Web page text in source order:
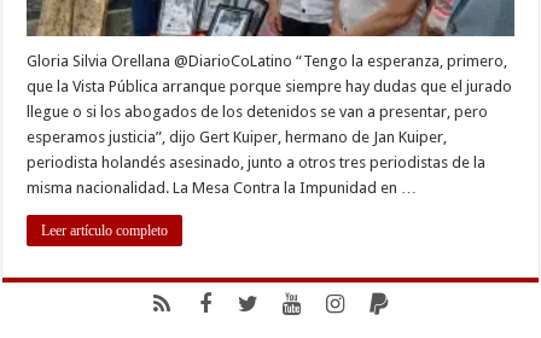
Gloria Silvia Orellana @DiarioCoLatino “Tengo la esperanza, primero,
que la Vista Pública arranque porque siempre hay dudas que el jurado
llegue o si los abogados de los detenidos se van a presentar, pero
esperamos justicia”, dijo Gert Kuiper, hermano de Jan Kuiper,
periodista holandés asesinado, junto a otros tres periodistas de la
misma nacionalidad. La Mesa Contra la Impunidad en …
Leer artículo completo